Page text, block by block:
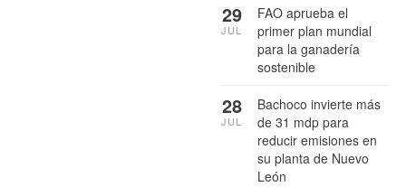
FAO aprueba el
primer plan mundial
para la ganadería
sostenible
29
JUL
Bachoco invierte más
de 31 mdp para
reducir emisiones en
su planta de Nuevo
León
28
JUL